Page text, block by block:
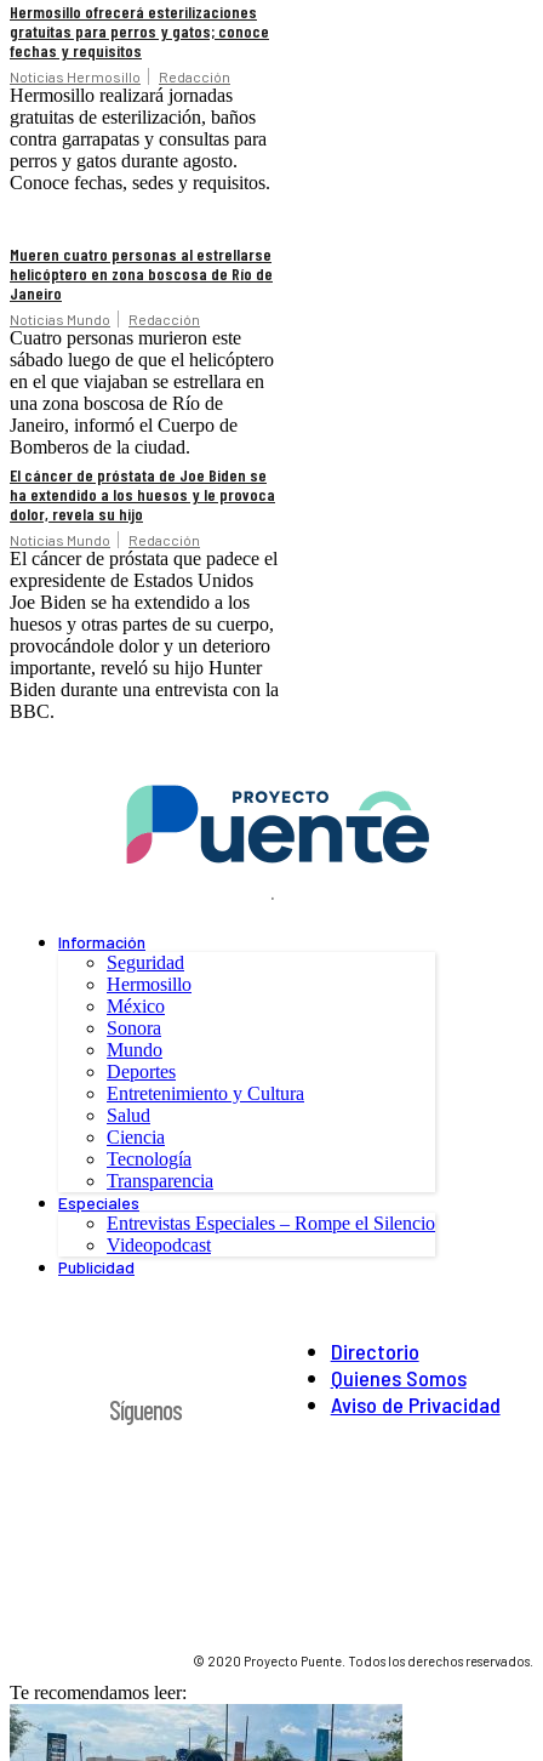
Hermosillo ofrecerá esterilizaciones
gratuitas para perros y gatos; conoce
fechas y requisitos
Noticias Hermosillo Redacción
Hermosillo realizará jornadas
gratuitas de esterilización, baños
contra garrapatas y consultas para
perros y gatos durante agosto.
Conoce fechas, sedes y requisitos.
Mueren cuatro personas al estrellarse
helicóptero en zona boscosa de Río de
Janeiro
Noticias Mundo Redacción
Cuatro personas murieron este
sábado luego de que el helicóptero
en el que viajaban se estrellara en
una zona boscosa de Río de
Janeiro, informó el Cuerpo de
Bomberos de la ciudad.
El cáncer de próstata de Joe Biden se
ha extendido a los huesos y le provoca
dolor, revela su hijo
Noticias Mundo Redacción
El cáncer de próstata que padece el
expresidente de Estados Unidos
Joe Biden se ha extendido a los
huesos y otras partes de su cuerpo,
provocándole dolor y un deterioro
importante, reveló su hijo Hunter
Biden durante una entrevista con la
BBC.
.
Información
Seguridad
Hermosillo
México
Sonora
Mundo
Deportes
Entretenimiento y Cultura
Salud
Ciencia
Tecnología
Transparencia
Especiales
Entrevistas Especiales – Rompe el Silencio
Videopodcast
Publicidad
Directorio
Quienes Somos
Aviso de Privacidad
Síguenos
© 2020 Proyecto Puente. Todos los derechos reservados.
Te recomendamos leer: